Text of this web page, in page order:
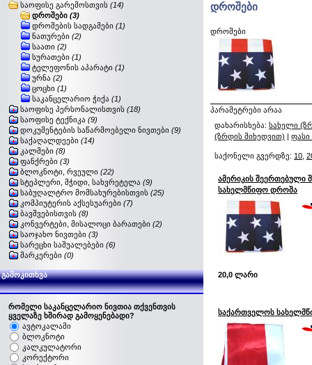
საოფისე გარემოსთვის (14)
დროშები (3)
დროშების სადგამები (1)
ნათურები (2)
საათი (2)
სურათები (1)
ტელეფონის აპარატი (1)
ურნა (2)
ცოცხი (1)
საკანცელარიო ჭიქა (1)
საოფისე პერსონალისთვის (18)
საოფისე ტექნიკა (9)
დოკუმენტების საწარმოებელი ნივთები (9)
საქაღალდეები (14)
კალმები (8)
ფანქრები (3)
ბლოკნოტი, რვეული (22)
სტეპლერი, მჭიდი, სახვრეტელა (9)
საბუღალტრო მომსახურებისთვის (25)
კომპიუტერის აქსესუარები (7)
ბავშვებისთვის (8)
კონვერტები, მისალოცი ბარათები (2)
საოჯახო ნივთები (3)
სარეცხი საშუალებები (6)
მარკერები (0)
გამოკითხვა
რომელი საკანცელარიო ნივთია თქვენთვის
ყველაზე ხშირად გამოყენებადი?
ავტოკალამი
ბლოკნოტი
კალკულატორი
კორექტორი
დროშები
დროშები
პარამეტრები არაა
დახარისხება: სახელი
(ზრდის მიხედვით) | ფასი
საქონელი გვერდზე: 10
ამერიკის შეერთებული
სახელმწიფო დროშა
20,0 ლარი
საქართველოს